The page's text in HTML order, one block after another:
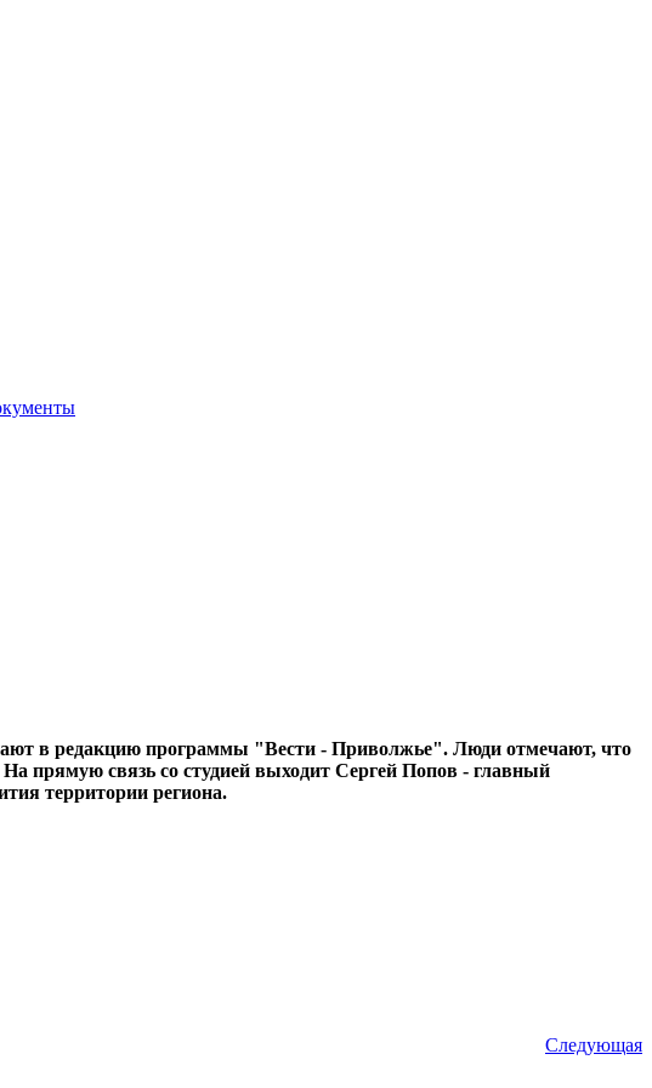
в редакцию программы "Вести - Приволжье". Люди отмечают, что
прямую связь со студией выходит Сергей Попов - главный
территории региона.
Следующая